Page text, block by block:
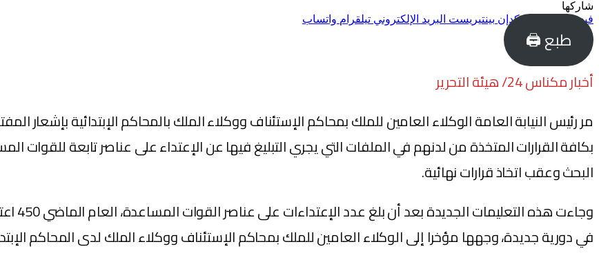
شاركها
فيسبوك
لينكدإن بينتيريست البريد الإلكتروني تيلقرام واتساب
طبع 🖨
أخبار مكناس 24/ هيئة التحرير
مر رئيس النيابة العامة الوكلاء العامين للملك بمحاكم الإستئناف ووكلاء الملك بالمحاكم الإبتدائية
بكافة القرارات المتخذة من لدنهم في الملفات التي يجري التبليغ فيها عن الإعتداء على عناصر تابعة للقوات
البحث وعقب اتخاذ قرارات نهائية.
في دورية جديدة، وجهها مؤخرا إلى الوكلاء العامين للملك بمحاكم الإستئناف ووكلاء الملك لدى المحاكم